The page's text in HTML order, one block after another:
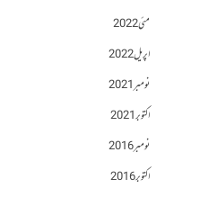
مئی 2022
اپریل 2022
نومبر 2021
اکتوبر 2021
نومبر 2016
اکتوبر 2016